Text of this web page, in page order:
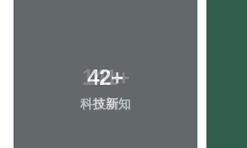
42+
科技新知